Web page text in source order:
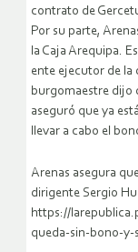
contrato de
Por su parte,
la Caja Arequipa.
ente ejecutor de la
burgomaestre dijo
aseguró que ya
llevar a cabo el
Arenas asegura
dirigente Sergio
https://
queda-sin-bono-